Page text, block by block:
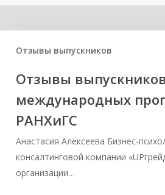
Отзывы выпускников
Отзывы
международных
РАНХиГС
Анастасия Алексеева Бизнес-
консалтинговой компании
организации…